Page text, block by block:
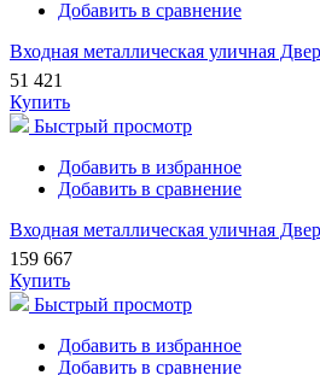
Добавить в сравнение
Входная металлическая уличная
51 421
Купить
Быстрый просмотр
Добавить в избранное
Добавить в сравнение
Входная металлическая уличная
159 667
Купить
Быстрый просмотр
Добавить в избранное
Добавить в сравнение